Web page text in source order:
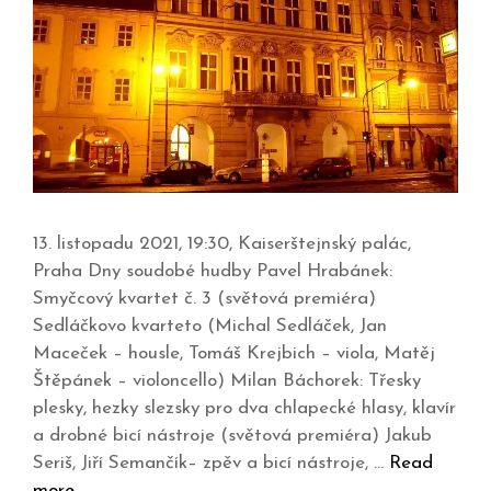
13. listopadu 2021, 19:30, Kaiserštejnský palác,
Praha Dny soudobé hudby Pavel Hrabánek:
Smyčcový kvartet č. 3 (světová premiéra)
Sedláčkovo kvarteto (Michal Sedláček, Jan
Maceček – housle, Tomáš Krejbich – viola, Matěj
Štěpánek – violoncello) Milan Báchorek: Třesky
plesky, hezky slezsky pro dva chlapecké hlasy, klavír
a drobné bicí nástroje (světová premiéra) Jakub
Seriš, Jiří Semančík– zpěv a bicí nástroje, … Read